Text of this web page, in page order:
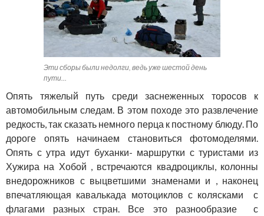
Эти сборы были недолги, ведь уже шестой день
пути…
Опять тяжелый путь среди заснеженных торосов к
автомобильным следам. В этом походе это развлечение
редкость, так сказать немного перца к постному блюду. По
дороге опять начинаем становиться фотомоделями.
Опять с утра идут буханки- маршрутки с туристами из
Хужира на Хобой , встречаются квадроциклы, колонны
внедорожников с выцветшими знаменами и , наконец
впечатляющая кавалькада мотоциклов с колясками с
флагами разных стран. Все это разнообразие с